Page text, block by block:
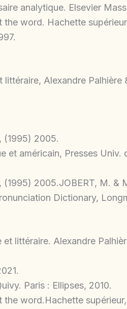
analytique. Elsevier
word. Hachette
Alexandre
(1995) 2005.
et américain, Presses Univ.
2005.JOBERT, M. &
Dictionary,
littéraire. Alexandre
Paris : Ellipses, 2010.
the word.Hachette